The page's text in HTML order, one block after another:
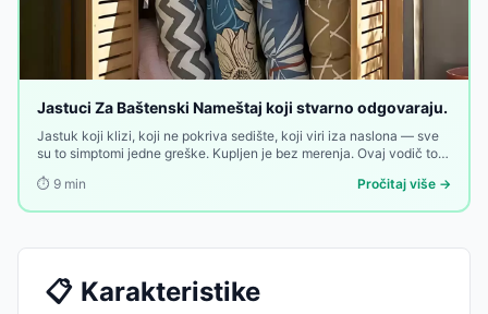
Jastuci Za Baštenski Nameštaj koji stvarno odgovaraju.
Jastuk koji klizi, koji ne pokriva sedište, koji viri iza naslona — sve
su to simptomi jedne greške. Kupljen je bez merenja. Ovaj vodič to
⏱️ 9 min Pročitaj više →
📋 Karakteristike